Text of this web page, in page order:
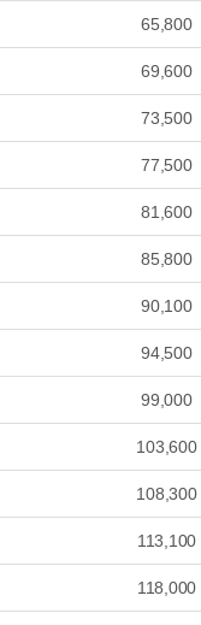
65,800
69,600
73,500
77,500
81,600
85,800
90,100
94,500
99,000
103,600
108,300
113,100
118,000